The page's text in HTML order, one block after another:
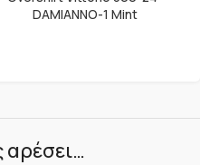
DAMIANNO-1 Mint